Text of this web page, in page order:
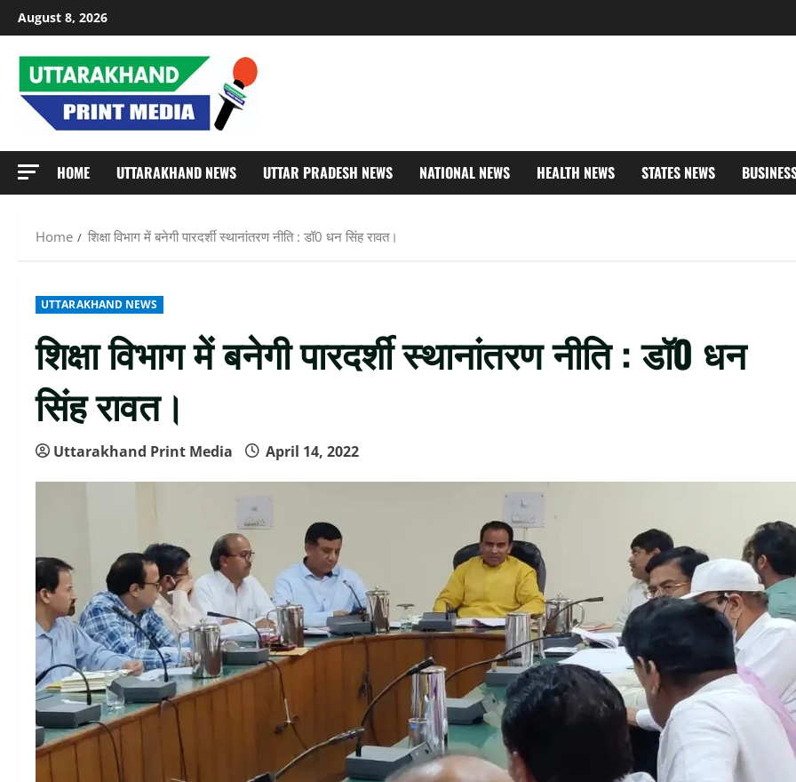
Skip
to
content
August 8, 2026
HOME UTTARAKHAND NEWS UTTAR PRADESH NEWS NATIONAL NEWS HEALTH NEWS STATES NEWS
Home शिक्षा विभाग में बनेगी पारदर्शी स्थानांतरण नीति : डॉ0 धन सिंह रावत।
UTTARAKHAND NEWS
शिक्षा विभाग में बनेगी पारदर्शी स्थानांतरण नीति : डॉ0 धन
सिंह रावत।
Uttarakhand Print Media April 14, 2022